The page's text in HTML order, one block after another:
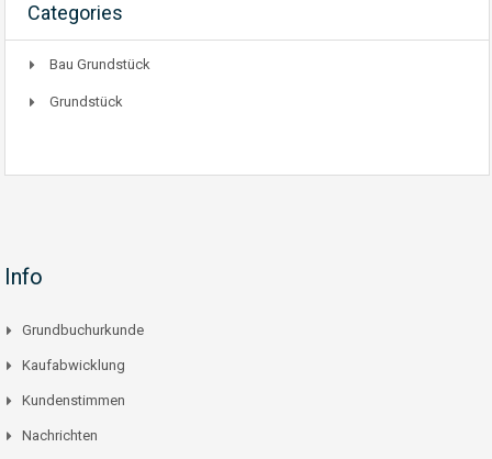
Categories
Bau Grundstück
Grundstück
Info
Grundbuchurkunde
Kaufabwicklung
Kundenstimmen
Nachrichten